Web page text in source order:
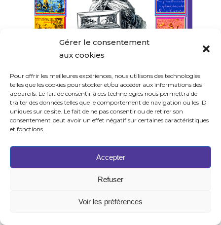
Gérer le consentement
aux cookies
Pour offrir les meilleures expériences, nous utilisons des technologies
telles que les cookies pour stocker et/ou accéder aux informations des
appareils. Le fait de consentir à ces technologies nous permettra de
traiter des données telles que le comportement de navigation ou les ID
uniques sur ce site. Le fait de ne pas consentir ou de retirer son
consentement peut avoir un effet négatif sur certaines caractéristiques
et fonctions.
Accepter
Refuser
Voir les préférences